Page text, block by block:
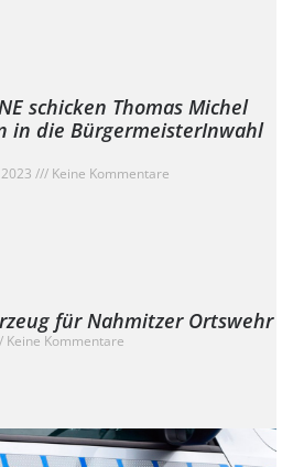
schicken Thomas Michel
in die BürgermeisterInwahl
Keine Kommentare
für Nahmitzer Ortswehr
Keine Kommentare